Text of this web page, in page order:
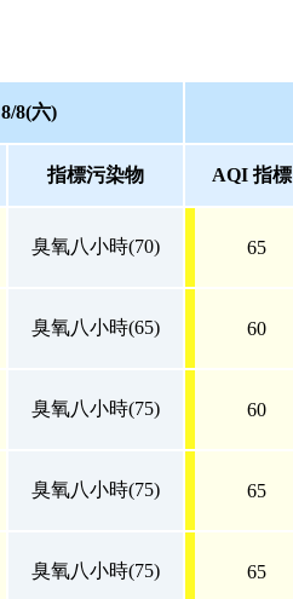
8/8(六)
指標污染物 AQI 指標
臭氧八小時(70) 65
臭氧八小時(65) 60
臭氧八小時(75) 60
臭氧八小時(75) 65
臭氧八小時(75) 65